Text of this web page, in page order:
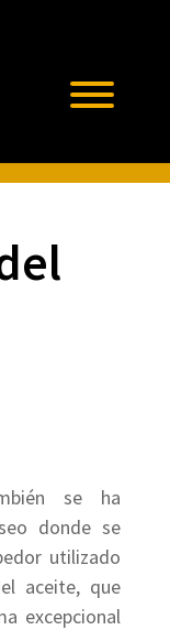
se ha
donde se
utilizado
aceite, que
excepcional